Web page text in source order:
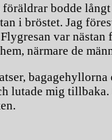
bodde
i bröstet. Jag
var
närmare de
lutade mig